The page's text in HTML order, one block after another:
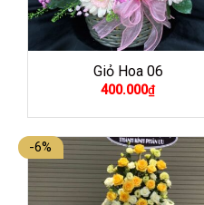
Giỏ Hoa 06
400.000₫
-6%